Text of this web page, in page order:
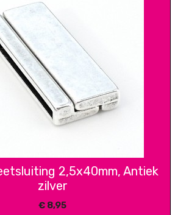
2,5x40mm, Antiek
zilver
€ 8,95